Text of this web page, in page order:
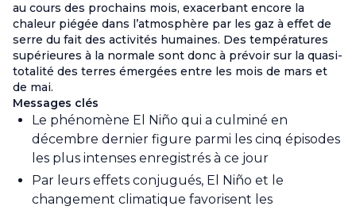
au cours des prochains mois, exacerbant encore la
chaleur piégée dans l’atmosphère par les gaz à effet de
serre du fait des activités humaines. Des températures
supérieures à la normale sont donc à prévoir sur la quasi-
totalité des terres émergées entre les mois de mars et
de mai.
Messages clés
Le phénomène El Niño qui a culminé en
décembre dernier figure parmi les cinq épisodes
les plus intenses enregistrés à ce jour
Par leurs effets conjugués, El Niño et le
changement climatique favorisent les